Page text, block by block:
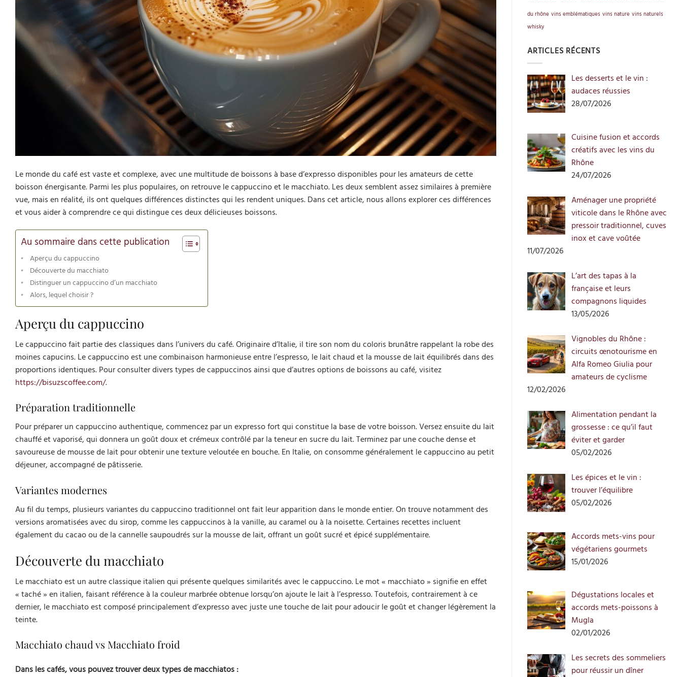
Le monde du café est vaste et complexe, avec une multitude de boissons à base d’expresso disponibles pour les amateurs de cette
boisson énergisante. Parmi les plus populaires, on retrouve le cappuccino et le macchiato. Les deux semblent assez similaires à première
vue, mais en réalité, ils ont quelques différences distinctes qui les rendent uniques. Dans cet article, nous allons explorer ces différences
et vous aider à comprendre ce qui distingue ces deux délicieuses boissons.
Au sommaire dans cette publication
Aperçu du cappuccino
Découverte du macchiato
Distinguer un cappuccino d’un macchiato
Alors, lequel choisir ?
Aperçu du cappuccino
Le cappuccino fait partie des classiques dans l’univers du café. Originaire d’Italie, il tire son nom du coloris brunâtre rappelant la robe des
moines capucins. Le cappuccino est une combinaison harmonieuse entre l’espresso, le lait chaud et la mousse de lait équilibrés dans des
proportions identiques. Pour consulter divers types de cappuccinos ainsi que d’autres options de boissons au café, visitez
https://bisuzscoffee.com/.
Préparation traditionnelle
Pour préparer un cappuccino authentique, commencez par un expresso fort qui constitue la base de votre boisson. Versez ensuite du lait
chauffé et vaporisé, qui donnera un goût doux et crémeux contrôlé par la teneur en sucre du lait. Terminez par une couche dense et
savoureuse de mousse de lait pour obtenir une texture veloutée en bouche. En Italie, on consomme généralement le cappuccino au petit
déjeuner, accompagné de pâtisserie.
Variantes modernes
Au fil du temps, plusieurs variantes du cappuccino traditionnel ont fait leur apparition dans le monde entier. On trouve notamment des
versions aromatisées avec du sirop, comme les cappuccinos à la vanille, au caramel ou à la noisette. Certaines recettes incluent
également du cacao ou de la cannelle saupoudrés sur la mousse de lait, offrant un goût sucré et épicé supplémentaire.
Découverte du macchiato
Le macchiato est un autre classique italien qui présente quelques similarités avec le cappuccino. Le mot « macchiato » signifie en effet
« taché » en italien, faisant référence à la couleur marbrée obtenue lorsqu’on ajoute le lait à l’espresso. Toutefois, contrairement à ce
dernier, le macchiato est composé principalement d’expresso avec juste une touche de lait pour adoucir le goût et changer légèrement la
teinte.
Macchiato chaud vs Macchiato froid
Dans les cafés, vous pouvez trouver deux types de macchiatos :
du rhône vins emblématiques vins nature vins naturels
whisky
ARTICLES RÉCENTS
Les desserts et le vin :
audaces réussies
28/07/2026
Cuisine fusion et accords
créatifs avec les vins du
Rhône
24/07/2026
Aménager une propriété
viticole dans le Rhône avec
pressoir traditionnel, cuves
inox et cave voûtée
11/07/2026
L’art des tapas à la
française et leurs
compagnons liquides
13/05/2026
Vignobles du Rhône :
circuits œnotourisme en
Alfa Romeo Giulia pour
amateurs de cyclisme
12/02/2026
Alimentation pendant la
grossesse : ce qu’il faut
éviter et garder
05/02/2026
Les épices et le vin :
trouver l’équilibre
05/02/2026
Accords mets-vins pour
végétariens gourmets
15/01/2026
Dégustations locales et
accords mets-poissons à
Mugla
02/01/2026
Les secrets des sommeliers
pour réussir un dîner